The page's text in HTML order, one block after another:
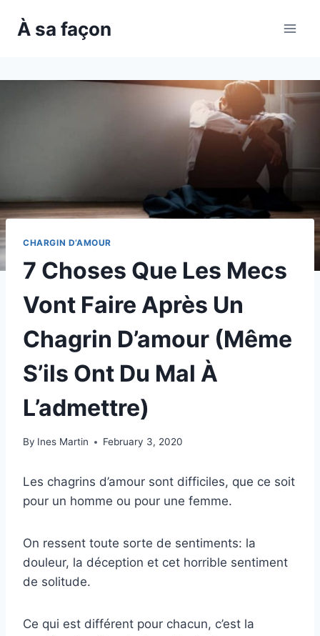
À sa façon
CHARGIN D’AMOUR
7 Choses Que Les Mecs
Vont Faire Après Un
Chagrin D’amour (Même
S’ils Ont Du Mal À
L’admettre)
By Ines Martin February 3, 2020
Les chagrins d’amour sont difficiles, que ce soit
pour un homme ou pour une femme.
On ressent toute sorte de sentiments: la
douleur, la déception et cet horrible sentiment
de solitude.
Ce qui est différent pour chacun, c’est la